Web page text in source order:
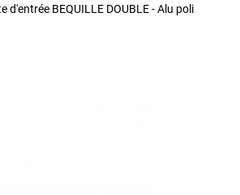
d'entrée BEQUILLE DOUBLE - Alu poli